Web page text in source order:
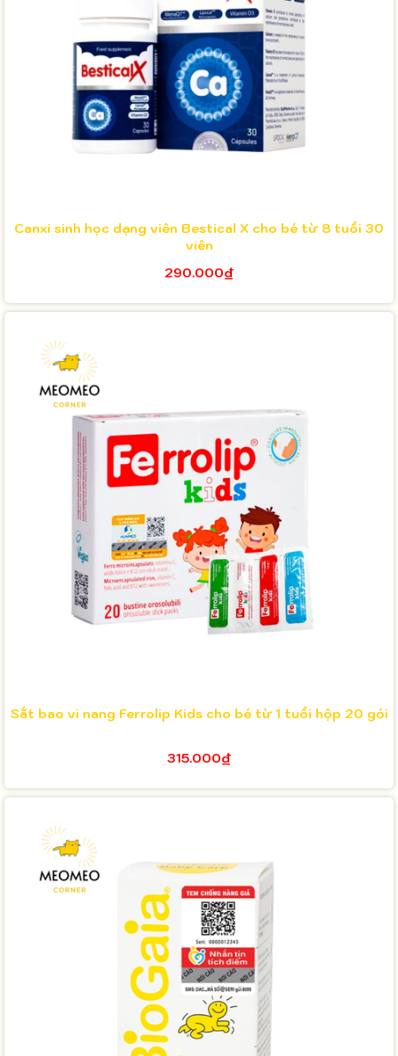
Canxi sinh học dạng viên Bestical X cho bé từ 8 tuổi 30
viên
290.000₫
Sắt bao vi nang Ferrolip Kids cho bé từ 1 tuổi hộp 20 gói
315.000₫